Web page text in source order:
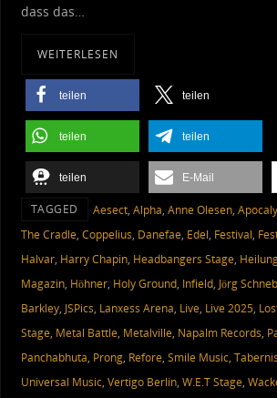
dass das…
WEITERLESEN
teilen teilen
teilen teilen
teilen E-Mail
TAGGED Aesect, Alpha, Anne Olesen,
The Cradle, Coppelius, Danefae, Edel, Festival,
Halvar, Harry Chapin, Headbangers Stage,
Magazin, Höhner, Holy Ground, Infield, Jörg
Barkley, JSPics, Lanxess Arena, Live, Live 2025,
Stage, Metal Battle, Metalville, Napalm Records,
Panchabhuta, Prong, Refore, Smile Music, Tabernis
Universal Music, Vertigo Berlin, W.E.T Stage,